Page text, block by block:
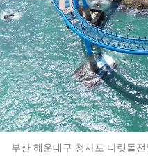
부산 해운대구 청사포 다릿돌